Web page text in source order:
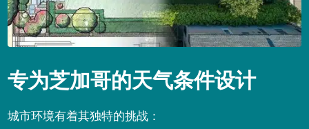
专为芝加哥的天气条件设计
城市环境有着其独特的挑战：